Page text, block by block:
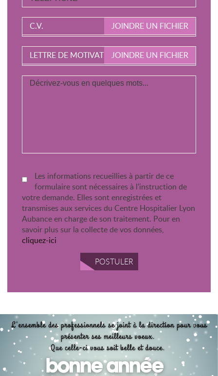
C.V. JOINDRE UN FICHIER
LETTRE DE MOTIVATIONJOINDRE UN FICHIER
Les informations recueillies à partir de ce
formulaire sont nécessaires à l'instruction de
votre demande. Elles sont enregistrées et
transmises aux services du Centre Hospitalier Lyon
Aubance en charge de son traitement. Pour en
savoir plus sur la collecte de vos données,
cliquez-ici